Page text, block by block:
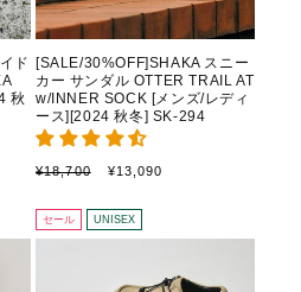
ド
秋
[SALE/30%OFF]SHAKA スニー
カー サンダル OTTER TRAIL AT
w/INNER SOCK [メンズ/レディ
ース][2024 秋冬] SK-294
通
価
格
¥18,700
セ
ル
価
¥13,090
セール UNISEX